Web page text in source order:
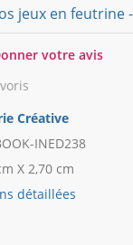
jeux en feutrine
votre avis
Créative
INED238
X 2,70 cm
détaillées